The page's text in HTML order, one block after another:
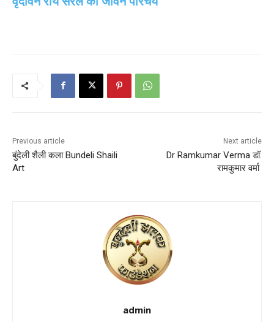
Previous article
बुंदेली शैली कला Bundeli Shaili
Art
Next article
Dr Ramkumar Verma डॉ.
रामकुमार वर्मा
admin